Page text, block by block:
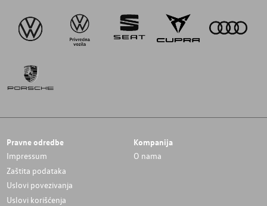
Pravne odredbe
Impressum
Zaštita podataka
Uslovi povezivanja
Uslovi korišćenja
Kompanija
O nama